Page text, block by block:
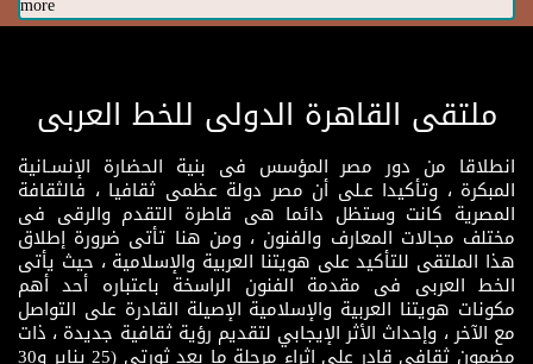
ملتقى القاهرة الدولى للخط العربى
انطلاقا من دور مصر المؤسس فى بنية الحضارة الإنسـانية
المبكرة ، وتأكيدا عـلى أن مصر دولة عظمى ثقافيا ، فالثقافة
المصرية كانت وستظل دائما هى قاطرة التقدم والرقى فى
مختلف مجالات المعارف والفنون ، ومن هنا تأتى ضرورة إطلاق
هذا الملتقى للتأكيد على هويتنا العربية والإسلامية ، حيث يأتى
الخط العربى فى مقدمة الفنون الراسخة باعتباره أحد أهم
مكونات هويتنا العربية والإسلامية الإصيلة القادرة على التواصل
مع الآخر ، وإحداث الأثر الإيجابي لتقديم رؤية ثقافية جديدة ، ذات
مضمون ثقافى قادر على إثراء مرحلة ما بعد ثورتى (25 يناير و30